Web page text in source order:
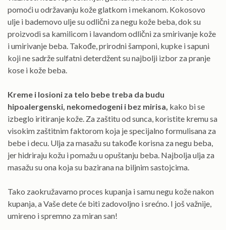
pomoći u održavanju kože glatkom i mekanom. Kokosovo
ulje i bademovo ulje su odlični za negu kože beba, dok su
proizvodi sa kamilicom i lavandom odlični za smirivanje kože
i umirivanje beba. Takođe, prirodni šamponi, kupke i sapuni
koji ne sadrže sulfatni deterdžent su najbolji izbor za pranje
kose i kože beba.
Kreme i losioni za telo bebe treba da budu
hipoalergenski, nekomedogeni i bez mirisa, kako bi se
izbeglo iritiranje kože. Za zaštitu od sunca, koristite kremu sa
visokim zaštitnim faktorom koja je specijalno formulisana za
bebe i decu. Ulja za masažu su takođe korisna za negu beba,
jer hidriraju kožu i pomažu u opuštanju beba. Najbolja ulja za
masažu su ona koja su bazirana na biljnim sastojcima.
Tako zaokružavamo proces kupanja i samu negu kože nakon
kupanja, a Vaše dete će biti zadovoljno i srećno. I još važnije,
umireno i spremno za miran san!